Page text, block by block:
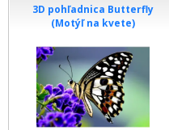
3D pohľadnica Butterfly
(Motýľ na kvete)